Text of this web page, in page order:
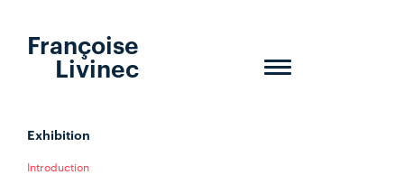
Toggle
Françoise
Livinec
Exhibition
Introduction